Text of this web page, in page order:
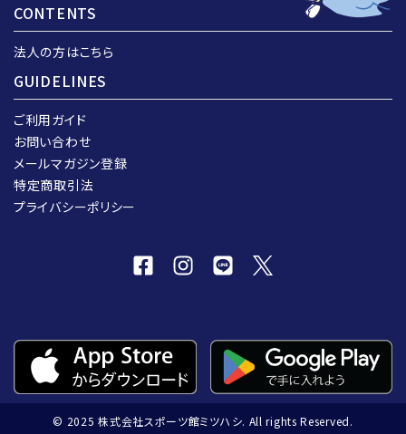
CONTENTS
法人の方はこちら
GUIDELINES
ご利用ガイド
お問い合わせ
メールマガジン登録
特定商取引法
プライバシーポリシー
© 2025 株式会社スポーツ館ミツハシ. All rights Reserved.